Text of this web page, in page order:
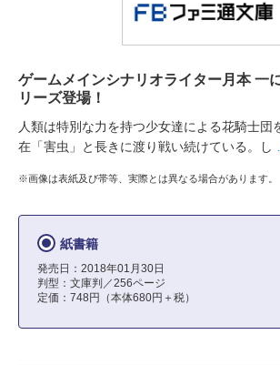
ゲームメインシナリオライター月本 一
リーズ登場！
人類は特別な力を持つ少女達による花騎士団
在「害虫」と長きに渡り戦い続けている。し
※画像は表紙及び帯等、実際とは異なる場合があります。
紙書籍
発売日：2018年01月30日
判型：文庫判／256ページ
定価：748円（本体680円＋税）